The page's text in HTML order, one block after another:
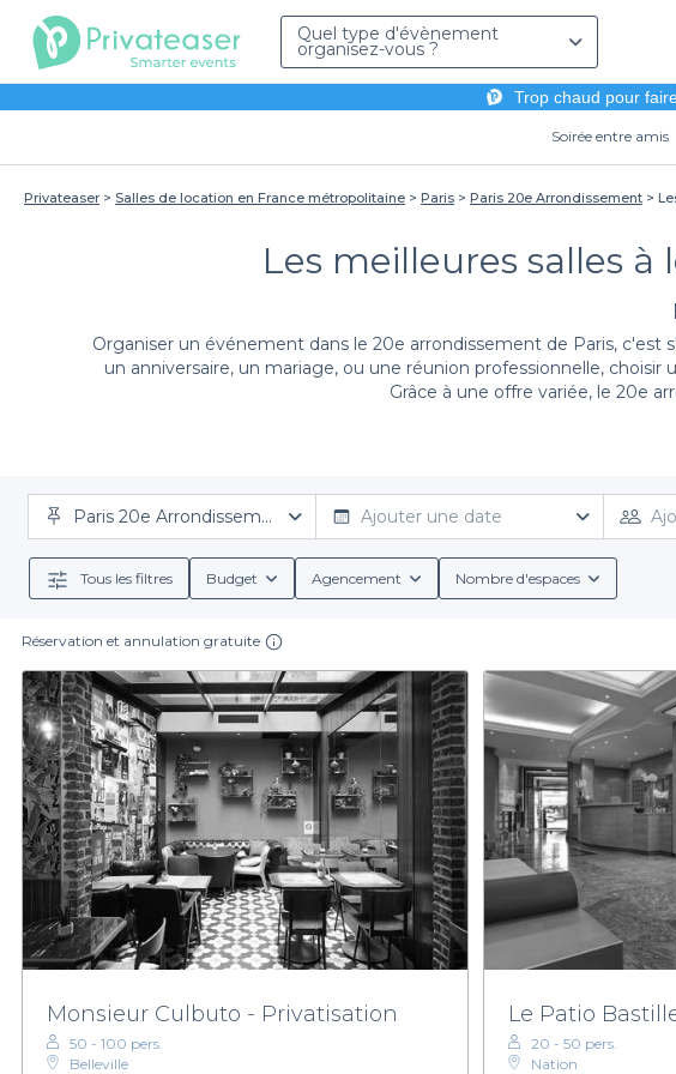
Quel type d'évènement
organisez-vous ?
Trop chaud pour
Soirée entre amis
Privateaser Salles de location en France métropolitaine Paris Paris 20e Arrondissement
Les meilleures salles
Organiser un événement dans le 20e arrondissement de Paris,
un anniversaire, un mariage, ou une réunion professionnelle,
Grâce à une offre variée, le 20e
Avec Privateaser, organiser votre événement devient un jeu
aurez accès à une vaste sélection d'établissements, adaptés à tous
une salle lumineuse à proximité des transports en commun, nous
vérifier les
Lorsque vous choisissez de réserver avec Privateaser, vous
Nous vous proposons des informations détaillées sur les conditions
cocktails raffinés, des plats gastronomiques, ou des boissons non-
trouverez des options
Prêt à réaliser votre projet d'événement dans une salle chic du 20e
salle idéale pour faire de votre événement un
Paris 20e Arrondissement Ajouter une date
Tous les filtres Budget Agencement Nombre d'espaces
Réservation et annulation gratuite
Monsieur Culbuto - Privatisation
50 - 100 pers.
Belleville
Le Patio
20 - 50 pers.
Nation